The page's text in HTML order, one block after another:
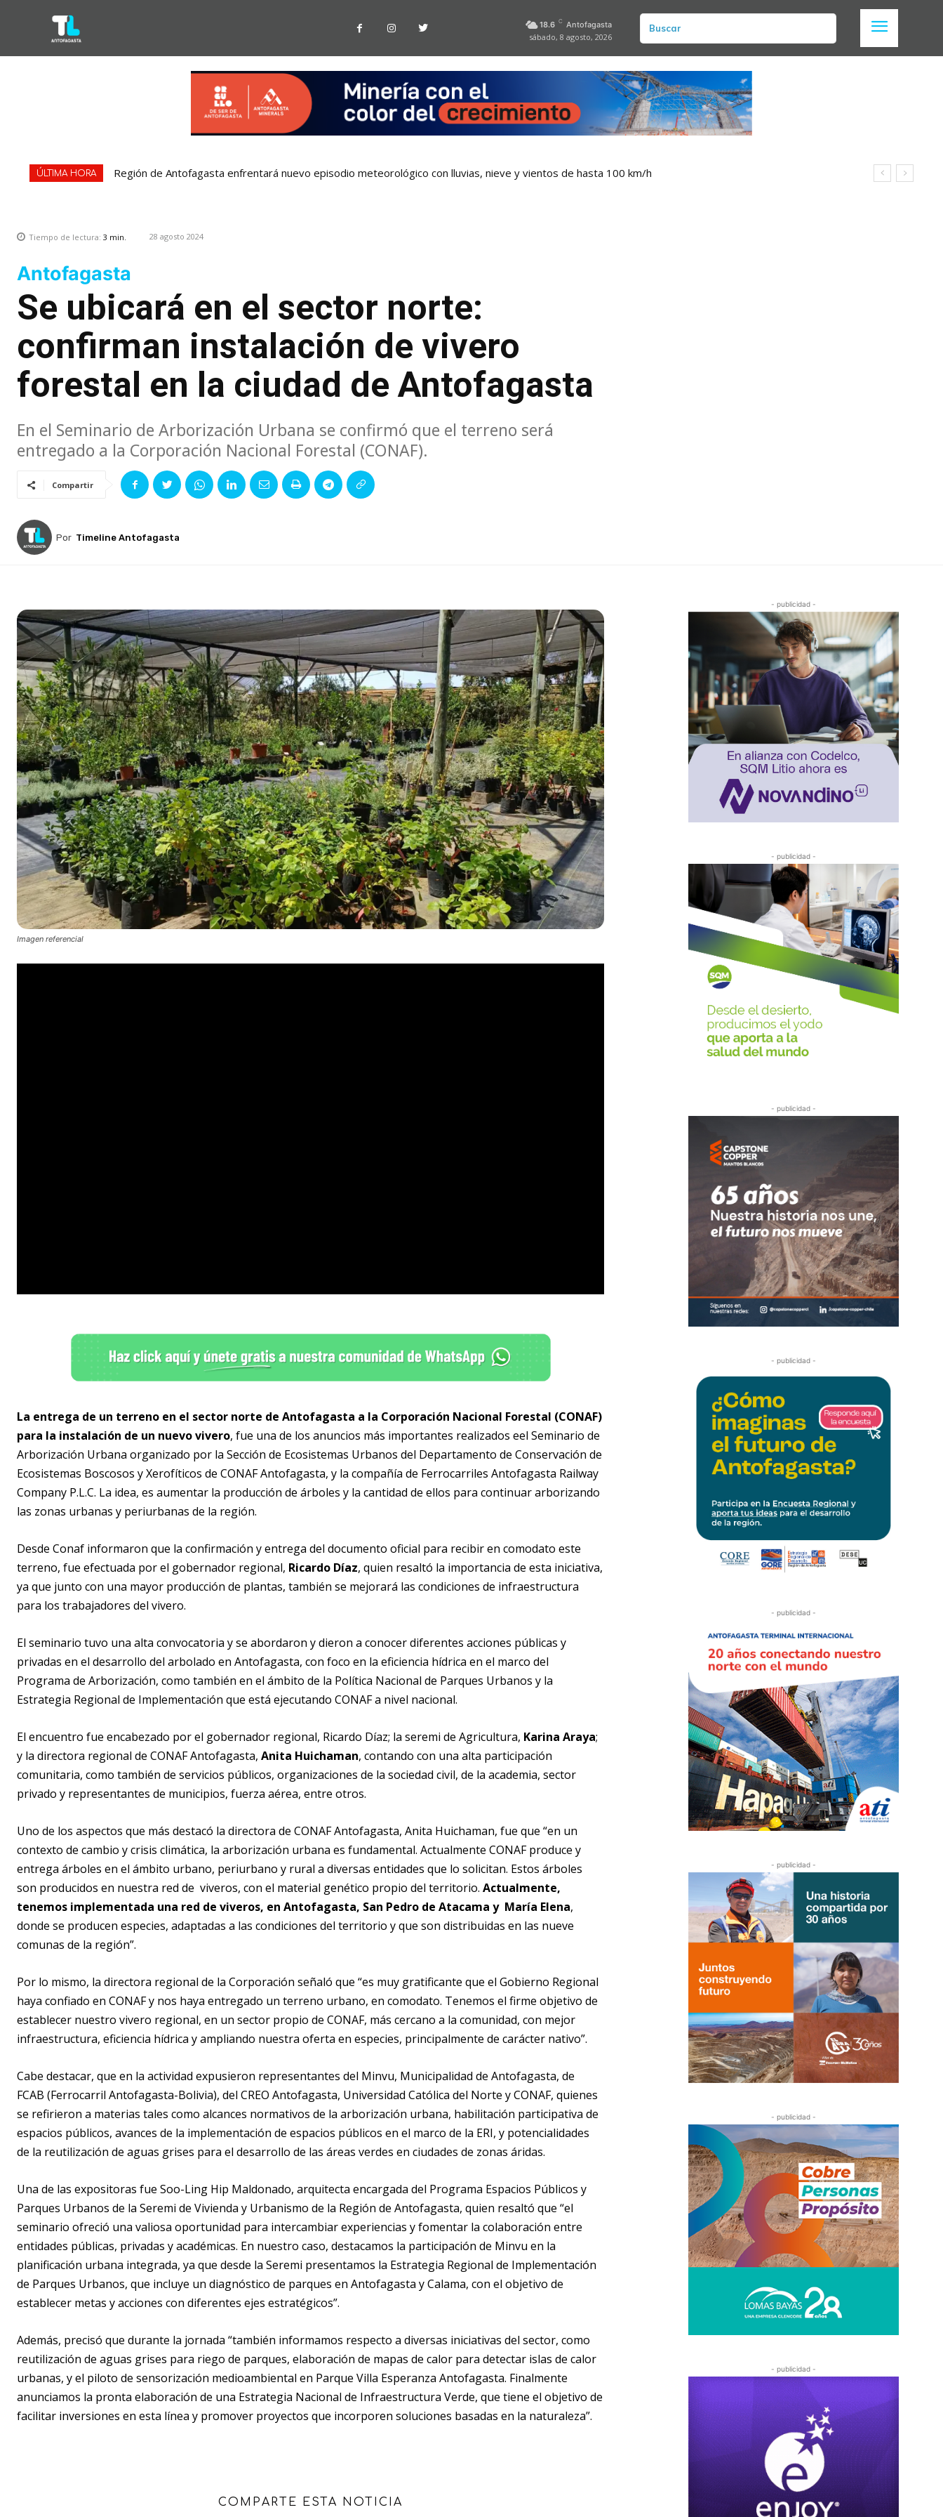
18.6 C Antofagasta
sábado, 8 agosto, 2026
Buscar
ÚLTIMA HORA Región de Antofagasta enfrentará nuevo episodio meteorológico con lluvias, nieve y vientos de hasta 100 km/h
Tiempo de lectura: 3 min. 28 agosto 2024
Antofagasta
Se ubicará en el sector norte:
confirman instalación de vivero
forestal en la ciudad de Antofagasta
En el Seminario de Arborización Urbana se confirmó que el terreno será
entregado a la Corporación Nacional Forestal (CONAF).
Compartir
Por Timeline Antofagasta
Imagen referencial
La entrega de un terreno en el sector norte de Antofagasta a la Corporación Nacional Forestal (CONAF)
para la instalación de un nuevo vivero, fue una de los anuncios más importantes realizados eel Seminario de
Arborización Urbana organizado por la Sección de Ecosistemas Urbanos del Departamento de Conservación de
Ecosistemas Boscosos y Xerofíticos de CONAF Antofagasta, y la compañía de Ferrocarriles Antofagasta Railway
Company P.L.C. La idea, es aumentar la producción de árboles y la cantidad de ellos para continuar arborizando
las zonas urbanas y periurbanas de la región.
Desde Conaf informaron que la confirmación y entrega del documento oficial para recibir en comodato este
terreno, fue efectuada por el gobernador regional, Ricardo Díaz, quien resaltó la importancia de esta iniciativa,
ya que junto con una mayor producción de plantas, también se mejorará las condiciones de infraestructura
para los trabajadores del vivero.
El seminario tuvo una alta convocatoria y se abordaron y dieron a conocer diferentes acciones públicas y
privadas en el desarrollo del arbolado en Antofagasta, con foco en la eficiencia hídrica en el marco del
Programa de Arborización, como también en el ámbito de la Política Nacional de Parques Urbanos y la
Estrategia Regional de Implementación que está ejecutando CONAF a nivel nacional.
El encuentro fue encabezado por el gobernador regional, Ricardo Díaz; la seremi de Agricultura, Karina Araya;
y la directora regional de CONAF Antofagasta, Anita Huichaman, contando con una alta participación
comunitaria, como también de servicios públicos, organizaciones de la sociedad civil, de la academia, sector
privado y representantes de municipios, fuerza aérea, entre otros.
Uno de los aspectos que más destacó la directora de CONAF Antofagasta, Anita Huichaman, fue que “en un
contexto de cambio y crisis climática, la arborización urbana es fundamental. Actualmente CONAF produce y
entrega árboles en el ámbito urbano, periurbano y rural a diversas entidades que lo solicitan. Estos árboles
son producidos en nuestra red de viveros, con el material genético propio del territorio. Actualmente,
tenemos implementada una red de viveros, en Antofagasta, San Pedro de Atacama y María Elena,
donde se producen especies, adaptadas a las condiciones del territorio y que son distribuidas en las nueve
comunas de la región”.
Por lo mismo, la directora regional de la Corporación señaló que “es muy gratificante que el Gobierno Regional
haya confiado en CONAF y nos haya entregado un terreno urbano, en comodato. Tenemos el firme objetivo de
establecer nuestro vivero regional, en un sector propio de CONAF, más cercano a la comunidad, con mejor
infraestructura, eficiencia hídrica y ampliando nuestra oferta en especies, principalmente de carácter nativo”.
Cabe destacar, que en la actividad expusieron representantes del Minvu, Municipalidad de Antofagasta, de
FCAB (Ferrocarril Antofagasta-Bolivia), del CREO Antofagasta, Universidad Católica del Norte y CONAF, quienes
se refirieron a materias tales como alcances normativos de la arborización urbana, habilitación participativa de
espacios públicos, avances de la implementación de espacios públicos en el marco de la ERI, y potencialidades
de la reutilización de aguas grises para el desarrollo de las áreas verdes en ciudades de zonas áridas.
Una de las expositoras fue Soo-Ling Hip Maldonado, arquitecta encargada del Programa Espacios Públicos y
Parques Urbanos de la Seremi de Vivienda y Urbanismo de la Región de Antofagasta, quien resaltó que “el
seminario ofreció una valiosa oportunidad para intercambiar experiencias y fomentar la colaboración entre
entidades públicas, privadas y académicas. En nuestro caso, destacamos la participación de Minvu en la
planificación urbana integrada, ya que desde la Seremi presentamos la Estrategia Regional de Implementación
de Parques Urbanos, que incluye un diagnóstico de parques en Antofagasta y Calama, con el objetivo de
establecer metas y acciones con diferentes ejes estratégicos”.
Además, precisó que durante la jornada “también informamos respecto a diversas iniciativas del sector, como
reutilización de aguas grises para riego de parques, elaboración de mapas de calor para detectar islas de calor
urbanas, y el piloto de sensorización medioambiental en Parque Villa Esperanza Antofagasta. Finalmente
anunciamos la pronta elaboración de una Estrategia Nacional de Infraestructura Verde, que tiene el objetivo de
facilitar inversiones en esta línea y promover proyectos que incorporen soluciones basadas en la naturaleza”.
COMPARTE ESTA NOTICIA
- publicidad -
- publicidad -
- publicidad -
- publicidad -
- publicidad -
- publicidad -
- publicidad -
- publicidad -